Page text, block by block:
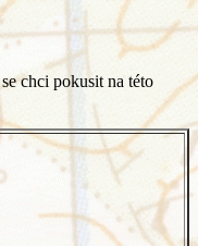
chci pokusit na této